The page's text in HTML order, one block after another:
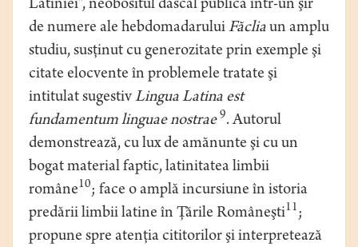
Latiniei”, neobositul dascăl publică într-un şir
de numere ale hebdomadaruluiFăcliaun amplu
studiu, susţinut cu generozitate prin exemple şi
citate elocvente în problemele tratate şi
intitulat sugestivLingua Latina est
fundamentum linguae nostrae9. Autorul
demonstrează, cu lux de amănunte şi cu un
bogat material faptic, latinitatea limbii
române10; face o amplă incursiune în istoria
predării limbii latine în Ţările Româneşti11;
propune spre atenţia cititorilor şi interpretează